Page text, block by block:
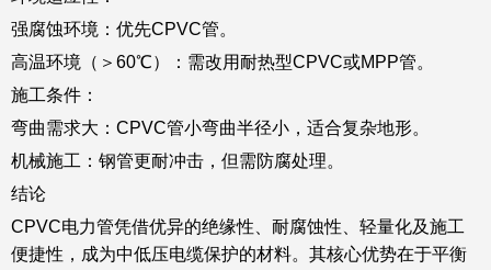
强腐蚀环境：优先CPVC管。
高温环境（＞60℃）：需改用耐热型CPVC或MPP管。
施工条件：
弯曲需求大：CPVC管小弯曲半径小，适合复杂地形。
机械施工：钢管更耐冲击，但需防腐处理。
结论
CPVC电力管凭借优异的绝缘性、耐腐蚀性、轻量化及施工
便捷性，成为中低压电缆保护的材料。其核心优势在于平衡